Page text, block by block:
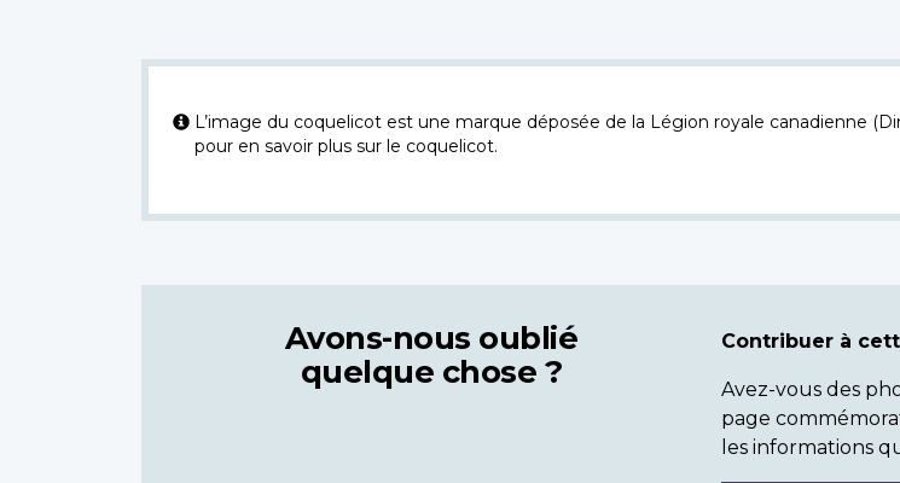
L’image du coquelicot est une marque déposée de la Légion royale canadienne
pour en savoir plus sur le coquelicot.
Avons-nous oublié
quelque chose ?
Contribuer à
Avez-vous des
page
les informations